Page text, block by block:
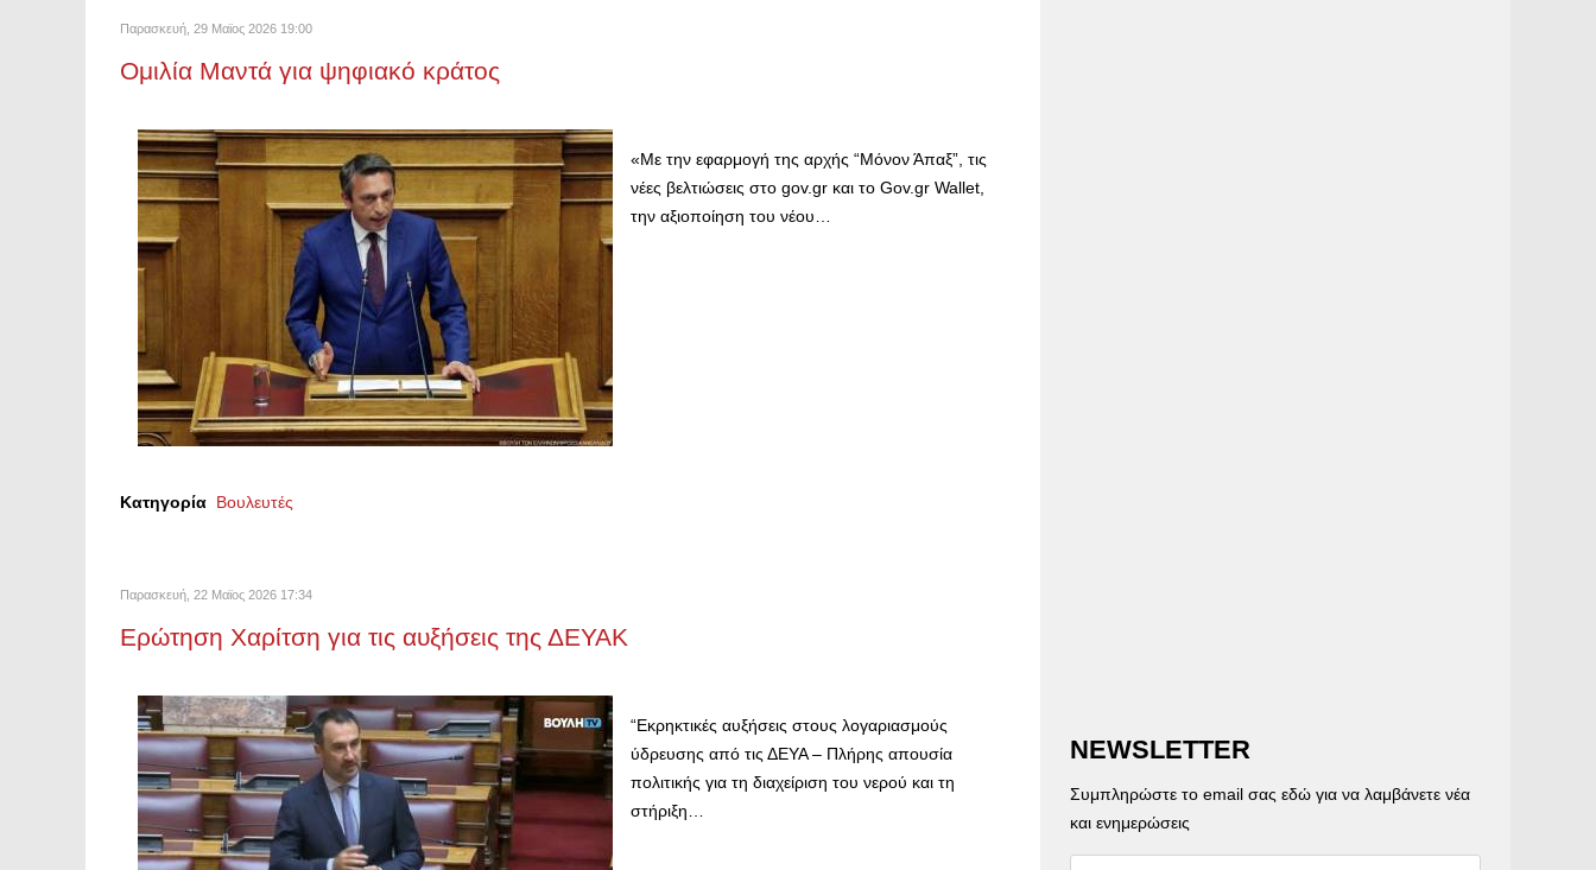
Παρασκευή, 29 Μαϊος 2026 19:00
Ομιλία Μαντά για ψηφιακό κράτος
«Με την εφαρμογή της αρχής “Μόνον Άπαξ”, τις
νέες βελτιώσεις στο gov.gr και το Gov.gr Wallet,
την αξιοποίηση του νέου…
Κατηγορία Βουλευτές
Παρασκευή, 22 Μαϊος 2026 17:34
Ερώτηση Χαρίτση για τις αυξήσεις της ΔΕΥΑΚ
“Εκρηκτικές αυξήσεις στους λογαριασμούς
ύδρευσης από τις ΔΕΥΑ – Πλήρης απουσία
πολιτικής για τη διαχείριση του νερού και τη
στήριξη…
NEWSLETTER
Συμπληρώστε το email σας εδώ για να λαμβάνετε νέα
και ενημερώσεις